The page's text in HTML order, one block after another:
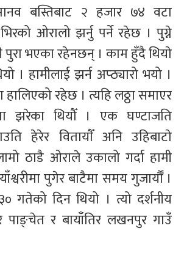
बस्तिबाट २ हजार ७४ वटा
ओरालो झर्नु पर्ने रहेछ । पुग्ने
पुरा भएका रहेनछन् । काम हुँदै थियाे
। हामीलाई झर्न अप्ठ्यारो भयो ।
रहेछ । त्यहि लठ्ठा समाएर
झरेका थियौँ । एक घण्टाजति
हेरेर वितायाैँ अनि उहिबाटाे
ठाडै ओराले उकालो गर्दा हामी
पुगेर बाटैमा समय गुजार्यौँ ।
गतेको दिन थियो । त्यो दर्शनीय
पाङ्चेत र बायाँतिर लखनपुर गाउँ